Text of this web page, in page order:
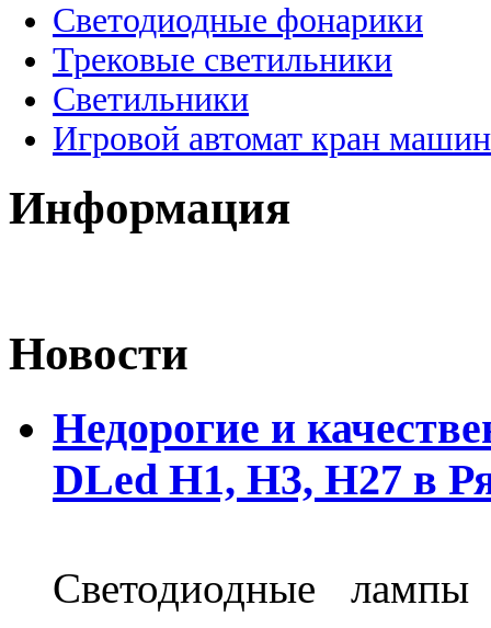
Светодиодные фонарики
Трековые светильники
Светильники
Игровой автомат кран
Информация
Новости
Недорогие и
DLed Н1, Н3, Н27 в
Светодиодные